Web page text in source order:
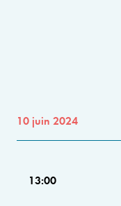
10 juin 2024
13:00